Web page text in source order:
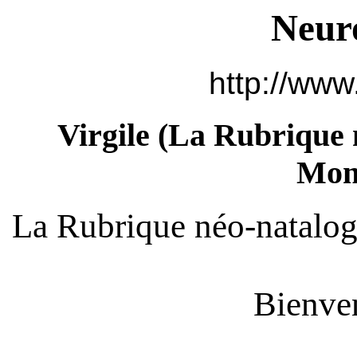
http://
Virgile (La Rubrique
La Rubrique néo-